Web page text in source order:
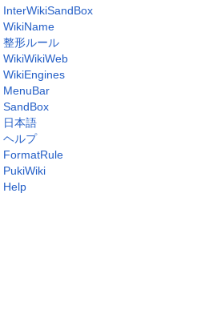
InterWikiSandBox
WikiName
整形ルール
WikiWikiWeb
WikiEngines
MenuBar
SandBox
日本語
ヘルプ
FormatRule
PukiWiki
Help